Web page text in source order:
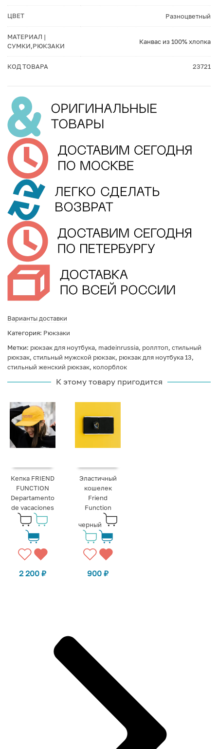
ЦВЕТ Разноцветный
МАТЕРИАЛ |
СУМКИ,РЮКЗАКИ
Канвас из 100% хлопка
КОД ТОВАРА 23721
Варианты доставки
Категория: Рюкзаки
Метки: рюкзак для ноутбука, madeinrussia, роллтоп, стильный
рюкзак, стильный мужской рюкзак, рюкзак для ноутбука 13,
стильный женский рюкзак, колорблок
К этому товару пригодится
Кепка FRIEND
FUNCTION
Departamento
de vacaciones
2 200₽
Эластичный
кошелек
Friend
Function
черный
900₽